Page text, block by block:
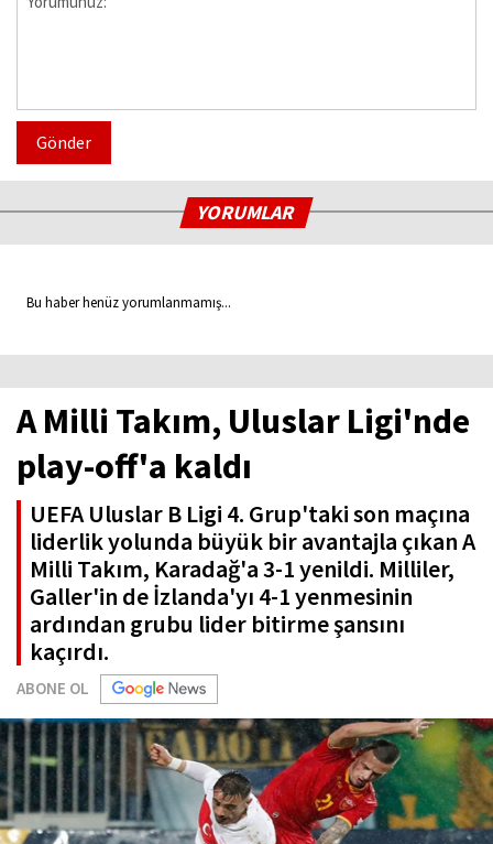
Gönder
YORUMLAR
Bu haber henüz yorumlanmamış...
A Milli Takım, Uluslar Ligi'nde
play-off'a kaldı
UEFA Uluslar B Ligi 4. Grup'taki son maçına
liderlik yolunda büyük bir avantajla çıkan A
Milli Takım, Karadağ'a 3-1 yenildi. Milliler,
Galler'in de İzlanda'yı 4-1 yenmesinin
ardından grubu lider bitirme şansını
kaçırdı.
ABONE OL